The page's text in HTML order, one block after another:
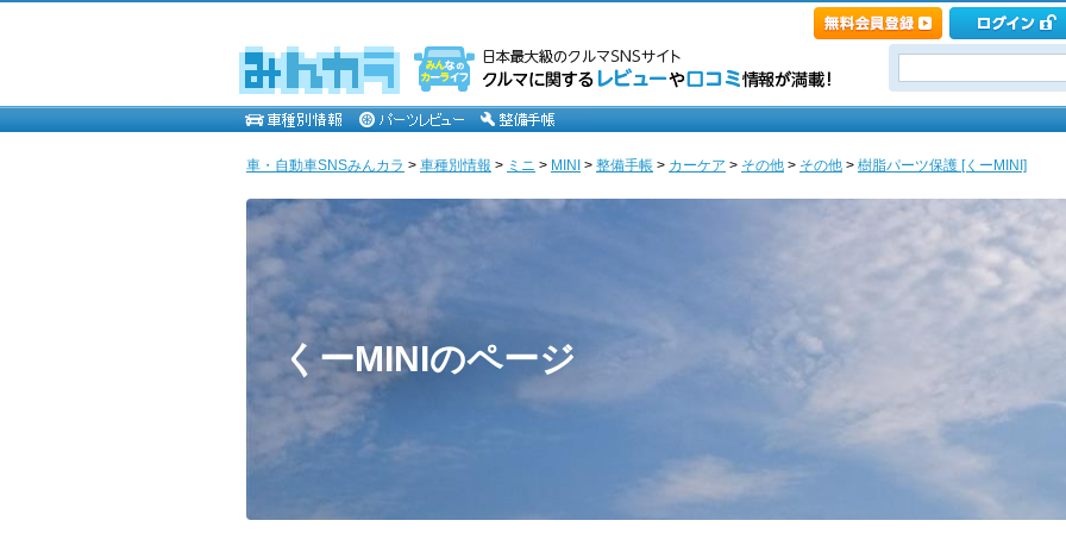
車・自動車SNSみんカラ > 車種別情報 > ミニ > MINI > 整備手帳 > カーケア > その他 > その他 > 樹脂パーツ保護 [くーMINI]
くーMINIのページ